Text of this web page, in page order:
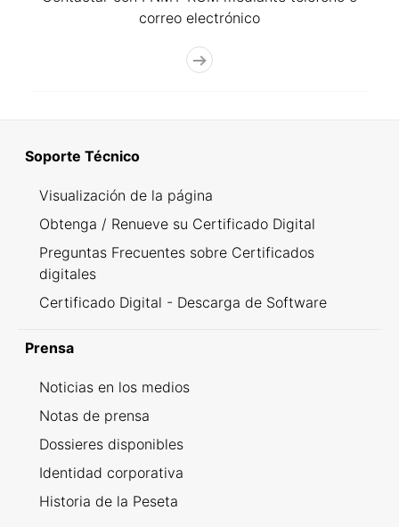
correo electrónico
Soporte Técnico
Visualización de la página
Obtenga / Renueve su Certificado Digital
Preguntas Frecuentes sobre Certificados
digitales
Certificado Digital - Descarga de Software
Prensa
Noticias en los medios
Notas de prensa
Dossieres disponibles
Identidad corporativa
Historia de la Peseta